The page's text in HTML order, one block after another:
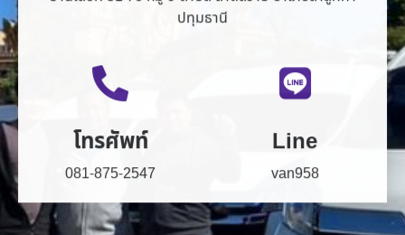
โทรศัพท์
081-875-2547
Line
van958